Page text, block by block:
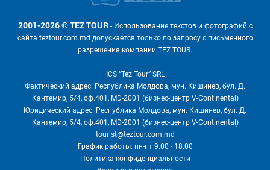
2001-2026 © TEZ TOUR- Использование текстов и фотографий с
сайта teztour.com.md допускается только по запросу с письменного
разрешения компании TEZ TOUR.
ICS “Tez Tour” SRL
Фактический адрес: Республика Молдова, мун. Кишинев, бул. Д.
Кантемир, 5/4, оф.401, MD-2001 (бизнес-центр V-Continental)
Юридический адрес: Республика Молдова, мун. Кишинев, бул. Д.
Кантемир, 5/4, оф.401, MD-2001 (бизнес-центр V-Continental)
tourist@teztour.com.md
График работы: пн-пт 9.00 - 18.00
Политика конфиденциальности